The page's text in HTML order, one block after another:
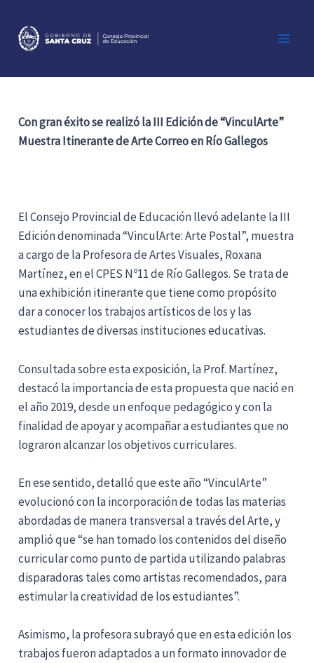
contenido
Con gran éxito se realizó la III Edición de “VinculArte”
Muestra Itinerante de Arte Correo en Río Gallegos
El Consejo Provincial de Educación llevó adelante la III
Edición denominada “VinculArte: Arte Postal”, muestra
a cargo de la Profesora de Artes Visuales, Roxana
Martínez, en el CPES Nº11 de Río Gallegos. Se trata de
una exhibición itinerante que tiene como propósito
dar a conocer los trabajos artísticos de los y las
estudiantes de diversas instituciones educativas.
Consultada sobre esta exposición, la Prof. Martínez,
destacó la importancia de esta propuesta que nació en
el año 2019, desde un enfoque pedagógico y con la
finalidad de apoyar y acompañar a estudiantes que no
lograron alcanzar los objetivos curriculares.
En ese sentido, detalló que este año “VinculArte”
evolucionó con la incorporación de todas las materias
abordadas de manera transversal a través del Arte, y
amplió que “se han tomado los contenidos del diseño
curricular como punto de partida utilizando palabras
disparadoras tales como artistas recomendados, para
estimular la creatividad de los estudiantes”.
Asimismo, la profesora subrayó que en esta edición los
trabajos fueron adaptados a un formato innovador de